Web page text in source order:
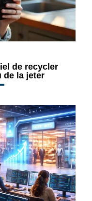
de recycler
de la jeter